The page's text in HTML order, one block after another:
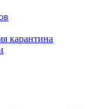
карантина